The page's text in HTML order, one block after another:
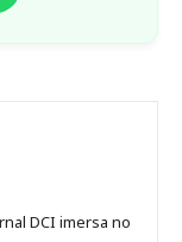
DCI imersa no